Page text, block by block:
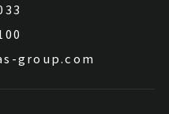
group.com